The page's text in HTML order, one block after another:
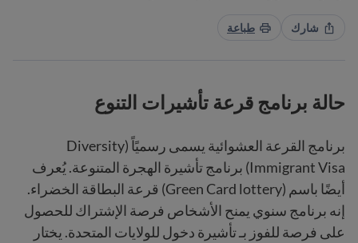
شارك طباعة
حالة برنامج قرعة تأشيرات التنوع
برنامج القرعة العشوائية يسمى رسميًاً (Diversity
Immigrant Visa) برنامج تأشيرة الهجرة المتنوعة. يُعرف
أيضًا باسم (Green Card lottery) قرعة البطاقة الخضراء.
إنه برنامج سنوي يمنح الأشخاص فرصة الإشتراك للحصول
على فرصة للفوز بـ تأشيرة دخول للولايات المتحدة. يختار